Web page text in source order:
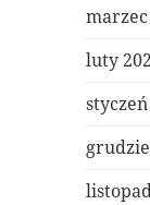
marzec
luty